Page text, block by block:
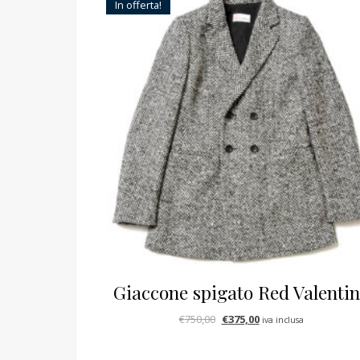
In offerta!
Giaccone spigato Red
€750,00 Il prezzo originale era:
€375,00Il prezzo attuale è:
iva inclusa